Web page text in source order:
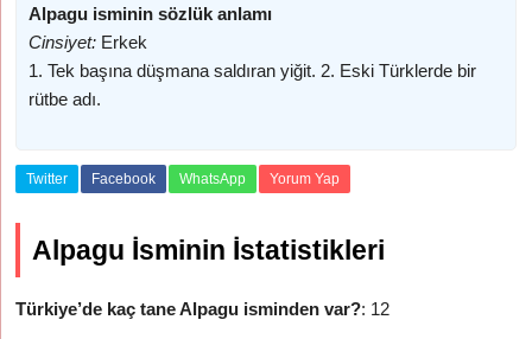
Alpagu isminin sözlük anlamı
Cinsiyet: Erkek
1. Tek başına düşmana saldıran yiğit. 2. Eski Türklerde bir
rütbe adı.
Twitter Facebook WhatsApp Yorum Yap
Alpagu İsminin İstatistikleri
Türkiye’de kaç tane Alpagu isminden var?: 12